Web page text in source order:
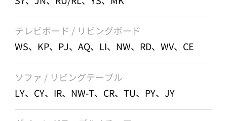
テレビボード / リビングボード
WS、KP、PJ、AQ、LI、NW、RD、WV、CE
ソファ / リビングテーブル
LY、CY、IR、NW-T、CR、TU、PY、JY